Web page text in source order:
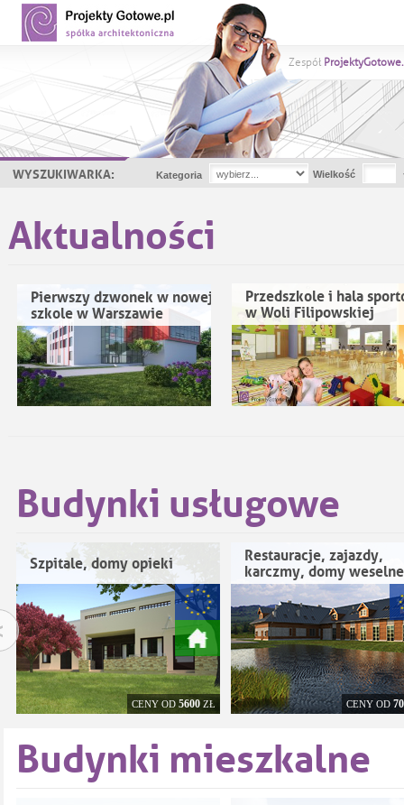
Zespół
WYSZUKIWARKA: Kategoria Wielkość
Aktualności
Pierwszy dzwonek w nowej
szkole w Warszawie
Przedszkole i hala
w Woli Filipowskiej
Budynki usługowe
Szpitale, domy opieki
CENY OD 5600ZŁ
Restauracje, zajazdy,
karczmy, domy weselne
CENY OD
Budynki mieszkalne